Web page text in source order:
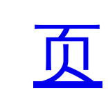
页